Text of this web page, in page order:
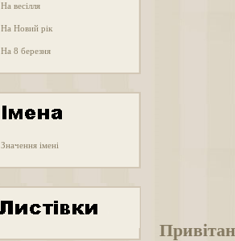
На весілля
На Новий рік
На 8 березня
Значення імені